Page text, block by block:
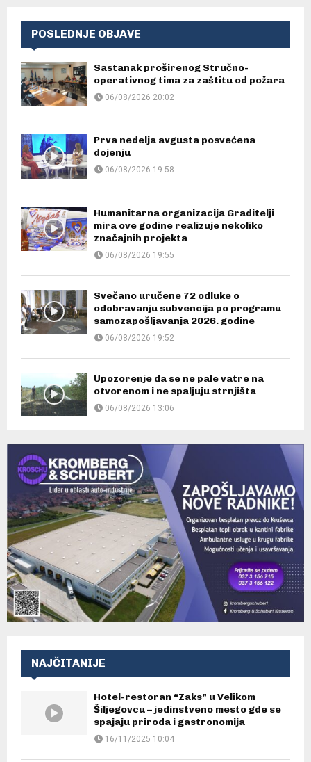
POSLEDNJE OBJAVE
Sastanak proširenog Stručno-
operativnog tima za zaštitu od požara
06/08/2026 20:02
Prva nedelja avgusta posvećena
dojenju
06/08/2026 19:58
Humanitarna organizacija Graditelji
mira ove godine realizuje nekoliko
značajnih projekta
06/08/2026 19:55
Svečano uručene 72 odluke o
odobravanju subvencija po programu
samozapošljavanja 2026. godine
06/08/2026 19:52
Upozorenje da se ne pale vatre na
otvorenom i ne spaljuju strnjišta
06/08/2026 13:06
NAJČITANIJE
Hotel-restoran “Zaks” u Velikom
Šiljegovcu – jedinstveno mesto gde se
spajaju priroda i gastronomija
16/11/2025 10:04